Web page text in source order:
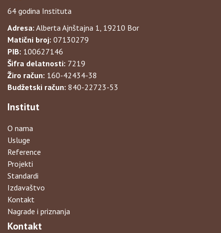
64 godina Instituta
Adresa: Alberta Ajnštajna 1, 19210 Bor
Matični broj: 07130279
PIB: 100627146
Šifra delatnosti: 7219
Žiro račun: 160-42434-38
Budžetski račun: 840-22723-53
Institut
O nama
Usluge
Reference
Projekti
Standardi
Izdavaštvo
Kontakt
Nagrade i priznanja
Kontakt